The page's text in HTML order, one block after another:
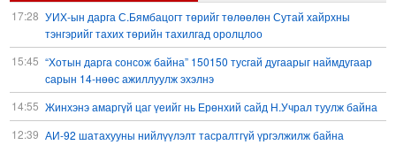
17:28 УИХ-ын дарга С.Бямбацогт төрийг төлөөлөн Сутай хайрхны
тэнгэрийг тахих төрийн тахилгад оролцлоо
15:45 “Хотын дарга сонсож байна” 150150 тусгай дугаарыг наймдугаар
сарын 14-нөөс ажиллуулж эхэлнэ
14:55 Жинхэнэ амаргүй цаг үеийг нь Ерөнхий сайд Н.Учрал туулж байна
12:39 АИ-92 шатахууны нийлүүлэлт тасралтгүй үргэлжилж байна